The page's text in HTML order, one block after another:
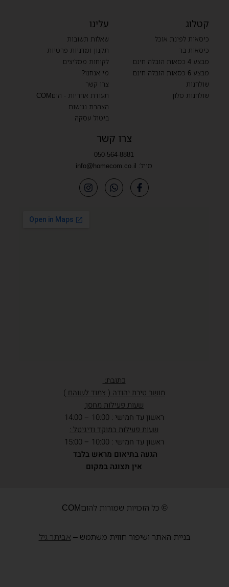
קטלוג
כיסאות לפינת אוכל
כיסאות בר
מבצע 4 כסאות הובלה חינם
מבצע 6 כסאות הובלה חינם
שולחנות
שולחנות סלון
עלינו
שאלות תשובות
תקנון ומדניות פרטיות
לקוחות ממליצים
מי אנחנו?
צרו קשר
תעודת אחריות - הוםCOM
הצהרת נגישות
ביטול עסקה
צרו קשר
050-564-8881
מייל: info@homecom.co.il
כתובת:
מושב טירת יהודה ( צמוד לשוהם )
שעות פעילות מחסן:
ראשון עד חמישי : 10:00 – 14:00
שעות פעילות במוקד ודיגיטל :
ראשון עד חמישי : 10:00 – 15:00
הגעה בתיאום מראש בלבד
אין תצוגה במקום
© כל הזכויות שמורות להוםCOM
בניית האתר ושיפור חווית משתמש – אביתר גיל